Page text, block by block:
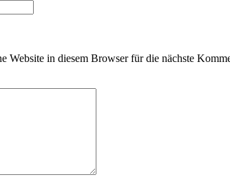
Website in diesem Browser für die nächste